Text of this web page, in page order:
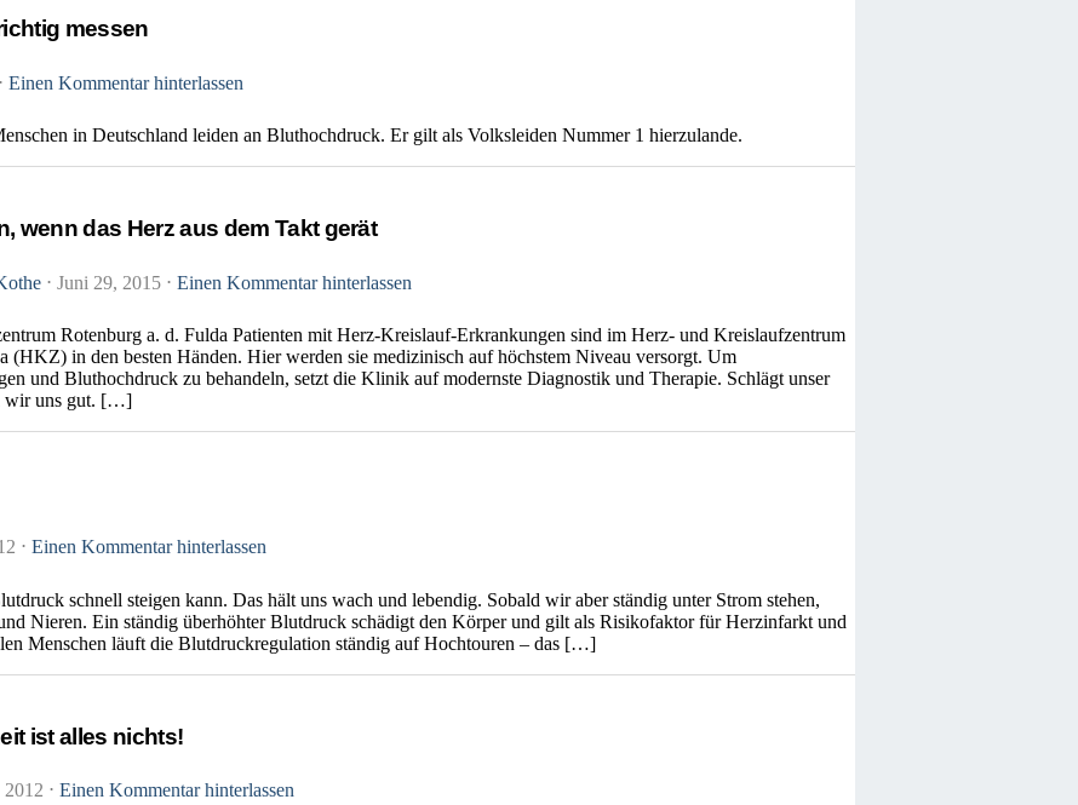
messen
⋅ Einen Kommentar hinterlassen
in Deutschland leiden an Bluthochdruck. Er gilt als Volksleiden Nummer 1 hierzulande.
wenn das Herz aus dem Takt gerät
⋅ Juni 29, 2015 ⋅ Einen Kommentar hinterlassen
Rotenburg a. d. Fulda Patienten mit Herz-Kreislauf-Erkrankungen sind im Herz- und Kreislaufzentrum
(HKZ) in den besten Händen. Hier werden sie medizinisch auf höchstem Niveau versorgt. Um
und Bluthochdruck zu behandeln, setzt die Klinik auf modernste Diagnostik und Therapie. Schlägt unser
wir uns gut. […]
⋅ Einen Kommentar hinterlassen
schnell steigen kann. Das hält uns wach und lebendig. Sobald wir aber ständig unter Strom stehen,
Nieren. Ein ständig überhöhter Blutdruck schädigt den Körper und gilt als Risikofaktor für Herzinfarkt und
Menschen läuft die Blutdruckregulation ständig auf Hochtouren – das […]
ist alles nichts!
2012 ⋅ Einen Kommentar hinterlassen